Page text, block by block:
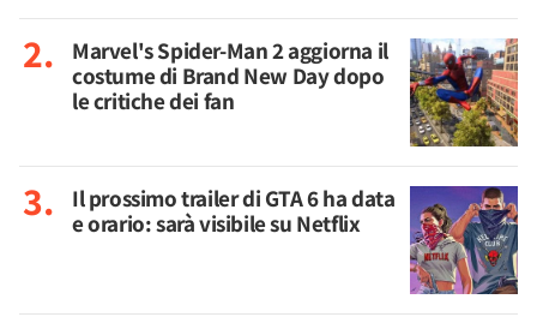
Marvel's Spider-Man 2 aggiorna il
costume di Brand New Day dopo
le critiche dei fan
Il prossimo trailer di GTA 6 ha data
e orario: sarà visibile su Netflix